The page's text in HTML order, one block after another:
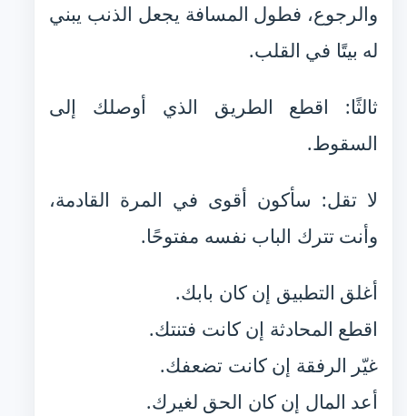
والرجوع، فطول المسافة يجعل الذنب يبني
له بيتًا في القلب.
ثالثًا: اقطع الطريق الذي أوصلك إلى
السقوط.
لا تقل: سأكون أقوى في المرة القادمة،
وأنت تترك الباب نفسه مفتوحًا.
أغلق التطبيق إن كان بابك.
اقطع المحادثة إن كانت فتنتك.
غيّر الرفقة إن كانت تضعفك.
أعد المال إن كان الحق لغيرك.